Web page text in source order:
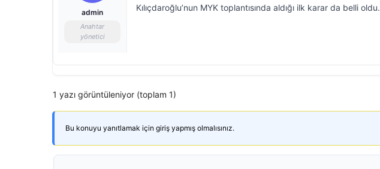
admin
Anahtar
yönetici
Kılıçdaroğlu’nun MYK toplantısında aldığı ilk karar da belli oldu.
1 yazı görüntüleniyor (toplam 1)
Bu konuyu yanıtlamak için giriş yapmış olmalısınız.